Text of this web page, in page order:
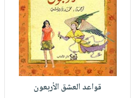
قواعد العشق الأربعون